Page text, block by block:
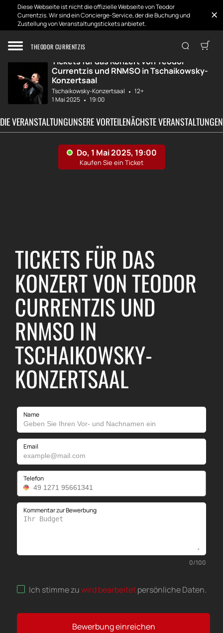
Diese Webseite ist nicht die offizielle Webseite von Teodor
Currentzis. Wir sind ein Concierge-Service, der die Buchung und
Zustellung von Veranstaltungstickets anbietet.
THEODOR CURRENTZIS
Zuhause Entwicklungen
Tickets für das Konzert von Teodor
Currentzis und RNMSO in Tschaikowsky-
Konzertsaal
Tschaikowsky-Konzertsaal
12+
1 Mai 2025
19:00
VERANSTALTUNGUNSERE VORTEILENÄCHSTE VERANSTALTUNGEN
TICKETS FÜR DAS
KONZERT VON TEODOR
CURRENTZIS UND
RNMSO IN
TSCHAIKOWSKY-
KONZERTSAAL
Name
Email
Telefon
Kommentar zur Bewerbung
0/100
Ich stimme zuwird bearbeitetpersönliche Daten.
Bewerbung einreichen